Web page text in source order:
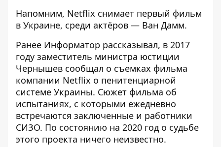
Напомним, Netflix снимает первый фильм
в Украине, среди актёров — Ван Дамм.
Ранее Информатор рассказывал, в 2017
году заместитель министра юстиции
Чернышев сообщал о съемках фильма
компании Netflix о пенитенциарной
системе Украины. Сюжет фильма об
испытаниях, с которыми ежедневно
встречаются заключенные и работники
СИЗО. По состоянию на 2020 год о судьбе
этого проекта ничего неизвестно.